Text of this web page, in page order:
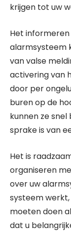
krijgen tot uw
Het
alarmsysteem
van valse
activering van
door per
buren op de
kunnen ze
sprake is van
Het is
organiseren
over uw
systeem
moeten doen
dat u